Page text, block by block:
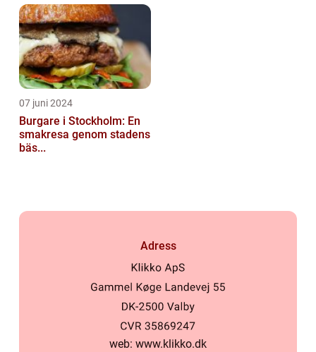
07 juni 2024
Burgare i Stockholm: En
smakresa genom stadens
bäs...
Adress
web: www.klikko.dk